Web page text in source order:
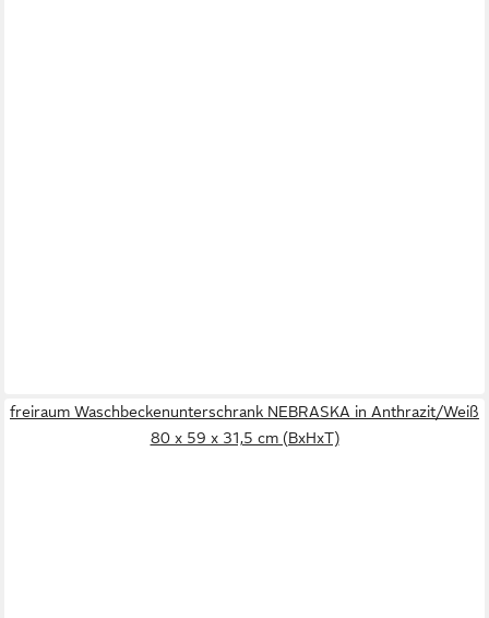
freiraum Waschbeckenunterschrank NEBRASKA in Anthrazit/Weiß
80 x 59 x 31,5 cm (BxHxT)